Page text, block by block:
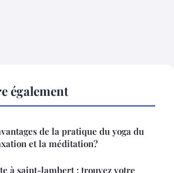
également
de la pratique du yoga du
et la méditation?
à saint-lambert : trouvez votre